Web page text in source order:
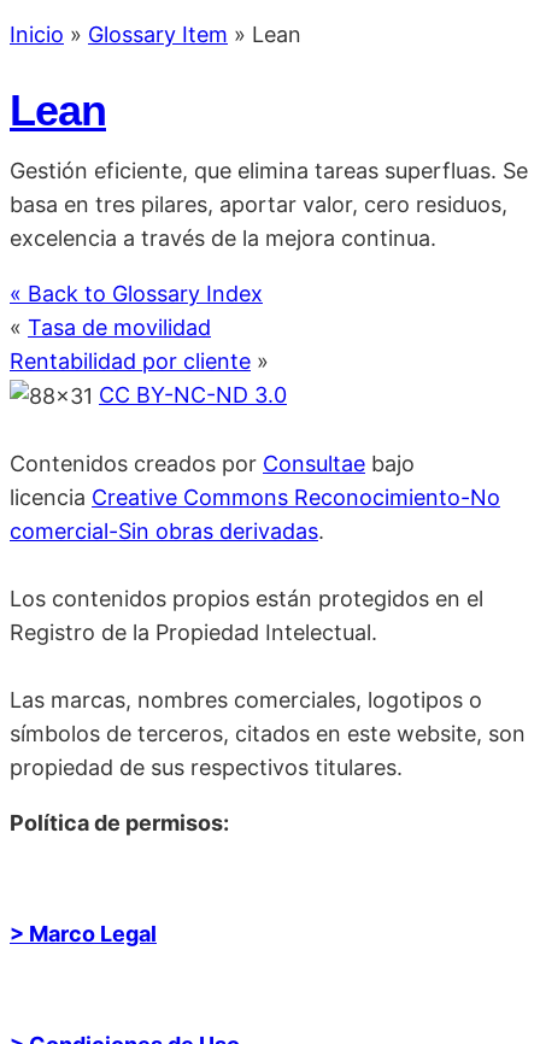
Inicio » Glossary Item » Lean
Lean
Gestión eficiente, que elimina tareas superfluas. Se
basa en tres pilares, aportar valor, cero residuos,
excelencia a través de la mejora continua.
« Back to Glossary Index
« Tasa de movilidad
Rentabilidad por cliente »
CC BY-NC-ND 3.0
Contenidos creados por Consultae bajo
licencia Creative Commons Reconocimiento-No
comercial-Sin obras derivadas.
Los contenidos propios están protegidos en el
Registro de la Propiedad Intelectual.
Las marcas, nombres comerciales, logotipos o
símbolos de terceros, citados en este website, son
propiedad de sus respectivos titulares.
Política de permisos:
> Marco Legal